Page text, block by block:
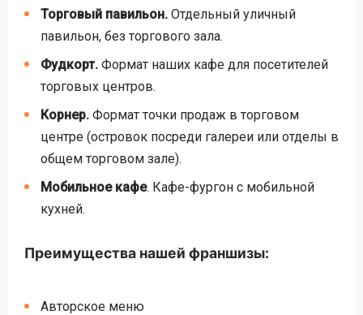
Торговый павильон. Отдельный уличный
павильон, без торгового зала.
Фудкорт. Формат наших кафе для посетителей
торговых центров.
Корнер. Формат точки продаж в торговом
центре (островок посреди галереи или отделы в
общем торговом зале).
Мобильное кафе. Кафе-фургон с мобильной
кухней.
Преимущества нашей франшизы:
Авторское меню